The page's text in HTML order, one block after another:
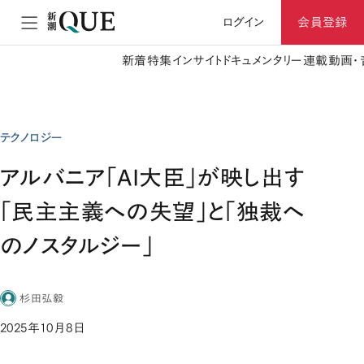
ログイン 会員登録
新着特集 インサイト ドキュメンタリー 連載動画
テクノロジー
アルバニア「AI大臣」が映し出す
「民主主義への失望」と「独裁へ
のノスタルジー」
杉田弘毅
2025年10月8日